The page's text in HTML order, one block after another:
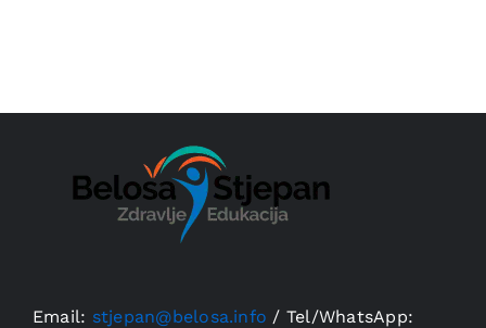
Email: stjepan@belosa.info / Tel/WhatsApp: